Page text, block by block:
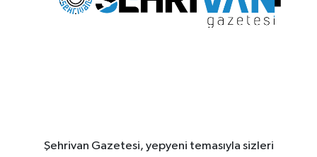
Şehrivan Gazetesi, yepyeni temasıyla sizleri